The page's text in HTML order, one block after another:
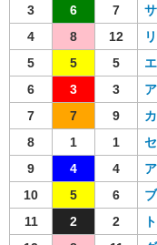
3
6 7
4
8 12
5
5 5
6
3 3
7
7 9
8
1 1
9
4 4
10
5 6
11
2 2